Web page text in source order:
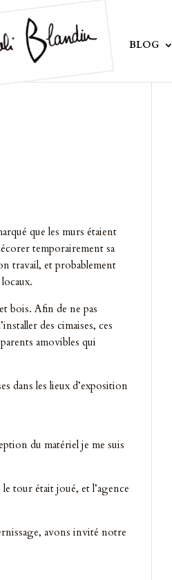
BLOG
que les murs étaient
temporairement sa
travail, et probablement
bois. Afin de ne pas
des cimaises, ces
amovibles qui
dans les lieux d’exposition
du matériel je me suis
tour était joué, et l’agence
avons invité notre